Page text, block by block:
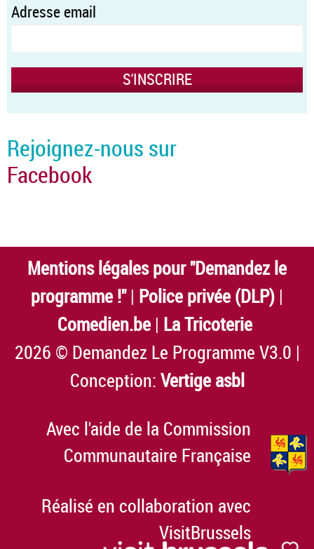
Adresse email
Rejoignez-nous sur
Facebook
Mentions légales pour "Demandez le
programme !"| Police privée (DLP) |
Comedien.be | La Tricoterie
2026 © Demandez Le Programme V3.0 |
Conception: Vertige asbl
Avec l'aide de la Commission
Communautaire Française
Réalisé en collaboration avec
VisitBrussels